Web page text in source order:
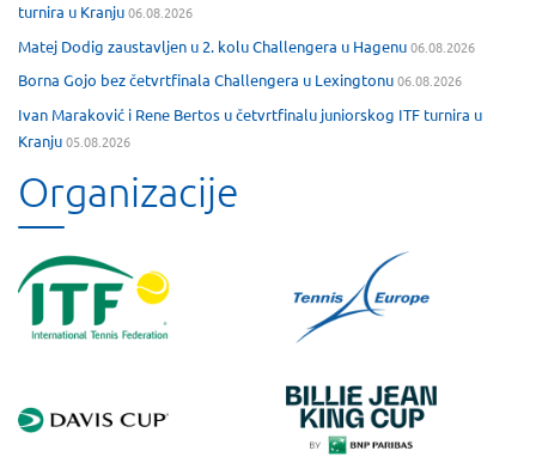
turnira u Kranju06.08.2026
Matej Dodig zaustavljen u 2. kolu Challengera u Hagenu06.08.2026
Borna Gojo bez četvrtfinala Challengera u Lexingtonu06.08.2026
Ivan Maraković i Rene Bertos u četvrtfinalu juniorskog ITF turnira u
Kranju05.08.2026
Organizacije